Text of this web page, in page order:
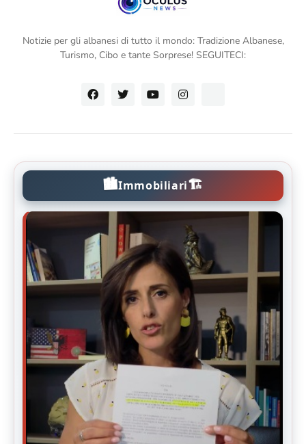
Notizie per gli albanesi di tutto il mondo: Tradizione Albanese,
Turismo, Cibo e tante Sorprese! SEGUITECI:
🏙️Immobiliari🏗️